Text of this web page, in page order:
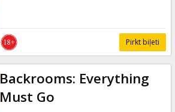
Pirkt biļeti
Backrooms: Everything
Must Go